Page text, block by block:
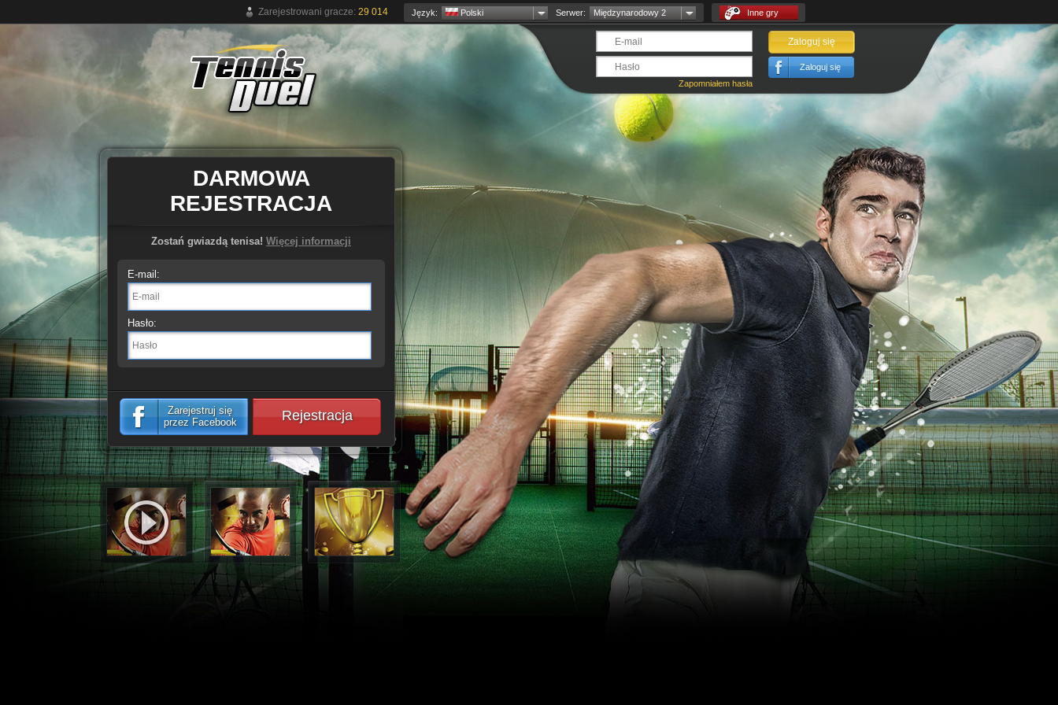
Zarejestrowani gracze: 29 014 Język: Polski Serwer: Międzynarodowy 2 Inne gry
Zapomniałem hasła
Zaloguj się
Zaloguj się
DARMOWA
REJESTRACJA
Zostań gwiazdą tenisa! Więcej informacji
E-mail:
Hasło:
Zarejestruj się
przez Facebook
Rejestracja